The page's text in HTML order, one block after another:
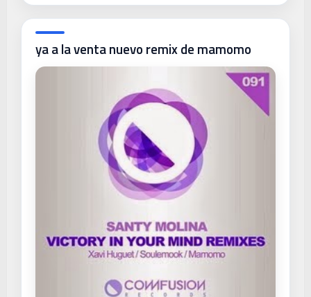
ya a la venta nuevo remix de mamomo